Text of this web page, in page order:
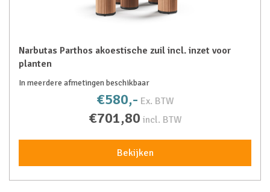
Narbutas Parthos akoestische zuil incl. inzet voor
planten
In meerdere afmetingen beschikbaar
€580,- Ex. BTW
€701,80 incl. BTW
Bekijken